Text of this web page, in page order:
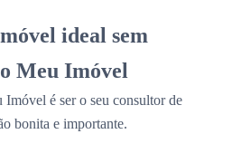
ideal sem
Meu Imóvel
Imóvel é ser o seu consultor de
bonita e importante.